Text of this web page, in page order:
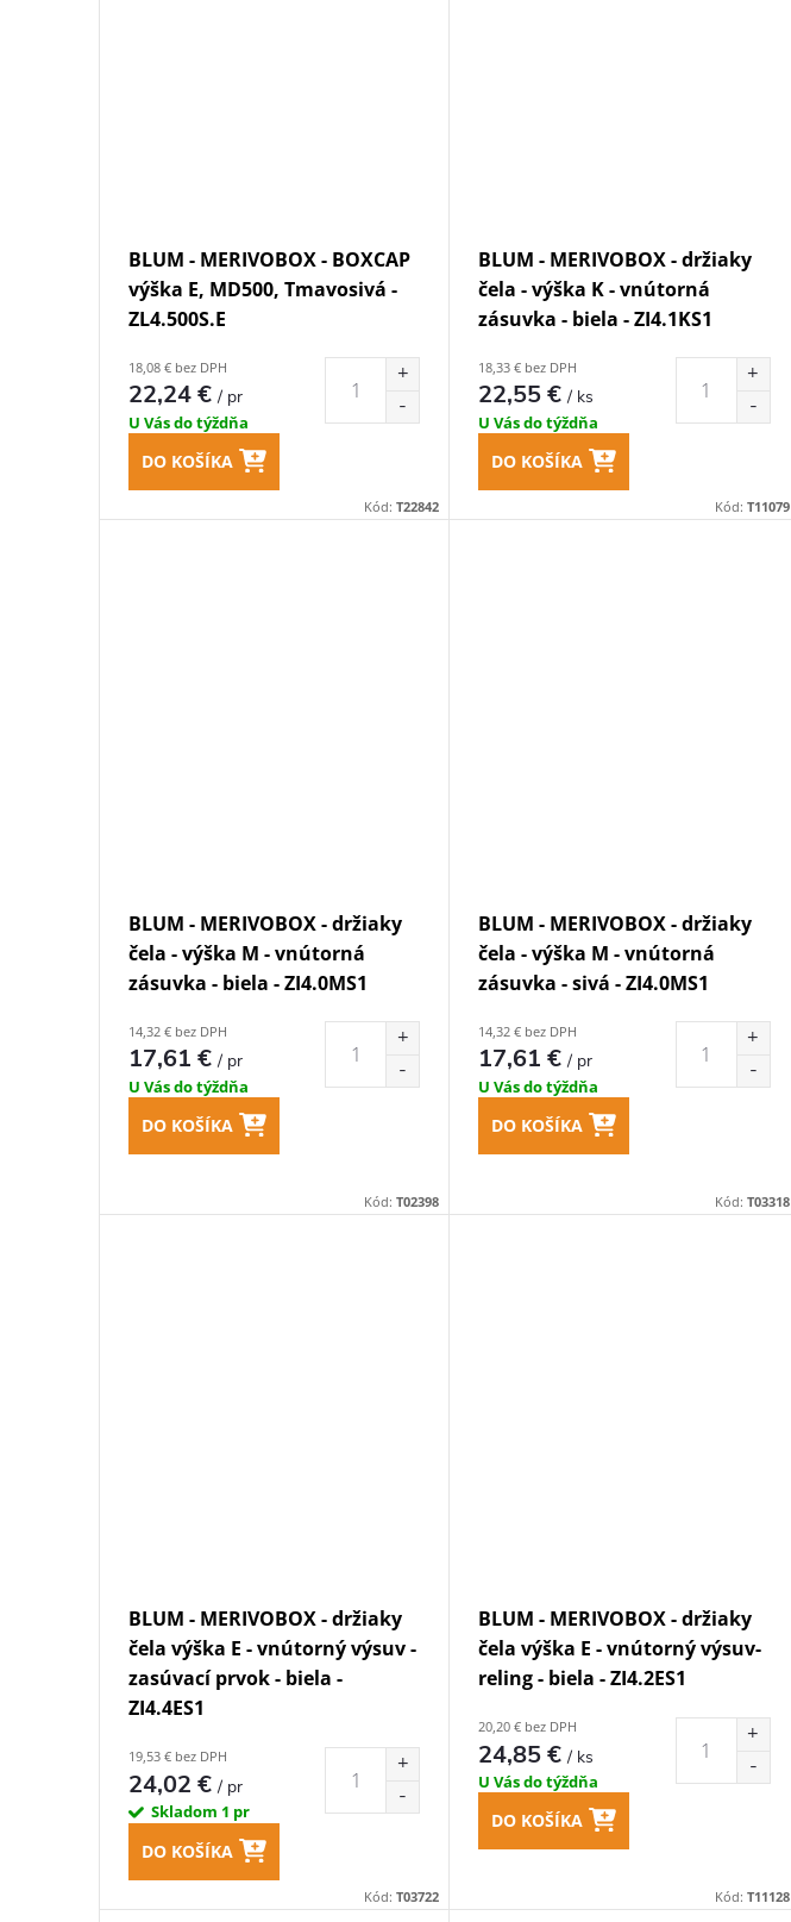
BLUM - MERIVOBOX - BOXCAP
výška E, MD500, Tmavosivá -
ZL4.500S.E
18,08 € bez DPH
22,24 €/ pr
U Vás do týždňa
DO KOŠÍKA
Kód:T22842
BLUM - MERIVOBOX - držiaky
čela - výška K - vnútorná
zásuvka - biela - ZI4.1KS1
18,33 € bez DPH
22,55 €/ ks
U Vás do týždňa
DO KOŠÍKA
Kód: T11079
BLUM - MERIVOBOX - držiaky
čela - výška M - vnútorná
zásuvka - biela - ZI4.0MS1
14,32 € bez DPH
17,61 €/ pr
U Vás do týždňa
DO KOŠÍKA
Kód:T02398
BLUM - MERIVOBOX - držiaky
čela - výška M - vnútorná
zásuvka - sivá - ZI4.0MS1
14,32 € bez DPH
17,61 €/ pr
U Vás do týždňa
DO KOŠÍKA
Kód: T03318
BLUM - MERIVOBOX - držiaky
čela výška E - vnútorný výsuv -
zasúvací prvok - biela -
ZI4.4ES1
19,53 € bez DPH
24,02 €/ pr
Skladom 1 pr
DO KOŠÍKA
Kód:T03722
BLUM - MERIVOBOX - držiaky
čela výška E - vnútorný výsuv-
reling - biela - ZI4.2ES1
20,20 € bez DPH
24,85 €/ ks
U Vás do týždňa
DO KOŠÍKA
Kód: T11128